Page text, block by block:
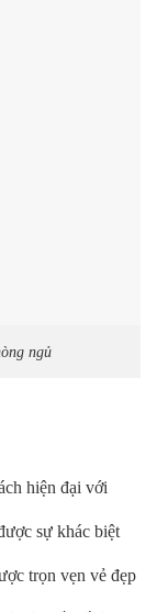
ngủ
hiện đại với
sự khác biệt
trọn vẹn vẻ đẹp